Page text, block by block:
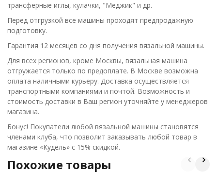
трансферные иглы, кулачки, "Меджик" и др.
Перед отгрузкой все машины проходят предпродажную
подготовку.
Гарантия 12 месяцев со дня получения вязальной машины.
Для всех регионов, кроме Москвы, вязальная машина
отгружается только по предоплате. В Москве возможна
оплата наличными курьеру. Доставка осуществляется
транспортными компаниями и почтой. Возможность и
стоимость доставки в Ваш регион уточняйте у менеджеров
магазина.
Бонус! Покупатели любой вязальной машины становятся
членами клуба, что позволит заказывать любой товар в
магазине «Кудель» с 15% скидкой.
Похожие товары